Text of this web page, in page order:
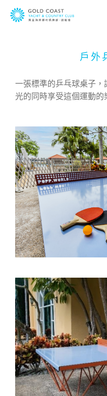
戶外
一張標準的乒乓球桌子
光的同時享受這個運動的
聯
您的寶貴意見是
們希望了解您的所
稱呼:
先生
名字:
姓氏:
電郵: